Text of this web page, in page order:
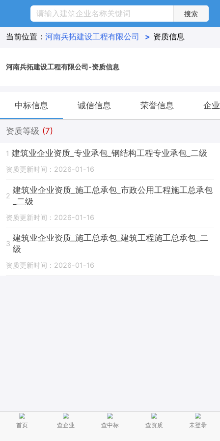
当前位置： 河南兵拓建设工程有限公司 > 资质信息
河南兵拓建设工程有限公司-资质信息
中标信息 诚信信息 荣誉信息 企
资质等级 (7)
1 建筑业企业资质_专业承包_钢结构工程专业承包_二级
资质更新时间：2026-01-16
2
建筑业企业资质_施工总承包_市政公用工程施工总承包
_二级
资质更新时间：2026-01-16
3
建筑业企业资质_施工总承包_建筑工程施工总承包_二
级
资质更新时间：2026-01-16
首页 查企业 查中标 查资质 未登录